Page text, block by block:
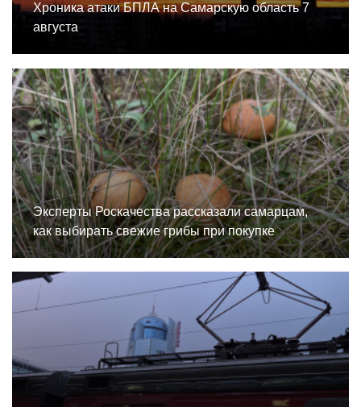
Хроника атаки БПЛА на Самарскую область 7
августа
Эксперты Роскачества рассказали самарцам,
как выбирать свежие грибы при покупке